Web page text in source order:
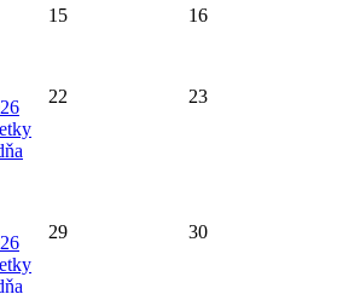
15 16
22 23
29 30